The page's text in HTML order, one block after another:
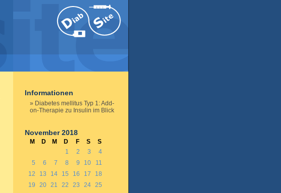
Informationen
Diabetes mellitus Typ 1: Add-
on-Therapie zu Insulin im Blick
November 2018
M D M D F S
S
1
2 3
4
5
6 7 8 9 10
11
12
13 14 15 16 17
18
19
20 21 22 23 24 25